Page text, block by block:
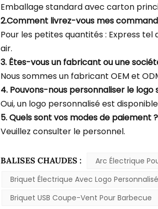
Emballage standard avec carton
2.Comment livrez-vous mes
Pour les petites quantités : Express tel
air.
3. Êtes-vous un fabricant ou une
Nous sommes un fabricant OEM et
4. Pouvons-nous personnaliser le
Oui, un logo personnalisé est
5. Quels sont vos modes de paiement ?
Veuillez consulter le personnel.
BALISES CHAUDES : Arc Électrique
Briquet Électrique Avec Logo Personnalisé
Briquet USB Coupe-Vent Pour Barbecue